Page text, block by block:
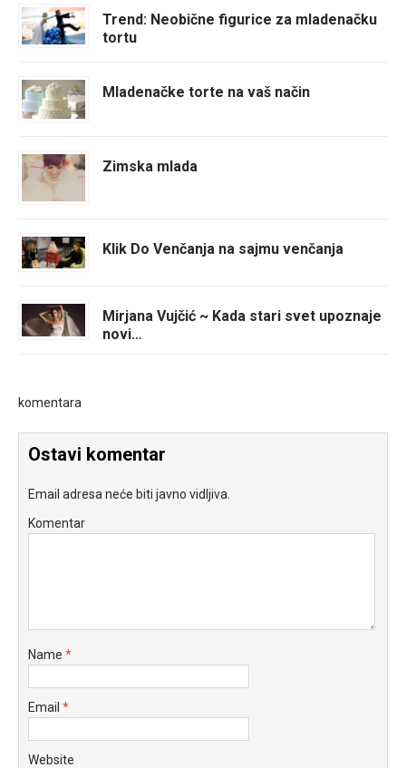
Trend: Neobične figurice za mladenačku
tortu
Mladenačke torte na vaš način
Zimska mlada
Klik Do Venčanja na sajmu venčanja
Mirjana Vujčić ~ Kada stari svet upoznaje
novi…
komentara
Ostavi komentar
Email adresa neće biti javno vidljiva.
Komentar
Name *
Email *
Website